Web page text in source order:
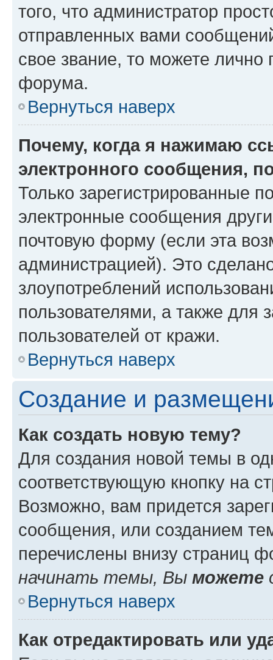
того, что администратор
отправленных вами
свое звание, то можете лично
форума.
Вернуться наверх
Почему, когда я нажимаю
электронного сообщения,
Только зарегистрированные
электронные сообщения
почтовую форму (если эта
администрацией). Это
злоупотреблений
пользователями, а также для
пользователей от кражи.
Вернуться наверх
Создание и
Как создать новую тему?
Для создания новой темы в
соответствующую кнопку на
Возможно, вам придется
сообщения, или созданием
перечислены внизу страниц
начинать темы, Вы можете
Вернуться наверх
Как отредактировать или